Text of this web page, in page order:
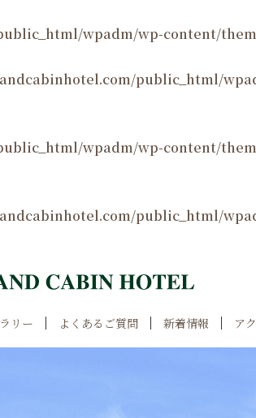
wpadm/wp-content/
public_html/
wpadm/wp-content/
public_html/
リー よくあるご質問 新着情報 ア